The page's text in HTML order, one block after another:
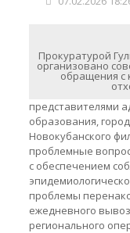
Прокуратурой
организовано
обращения с
представителями
образования,
Новокубанского
проблемные
с обеспечением
проблемы
ежедневного
регионального